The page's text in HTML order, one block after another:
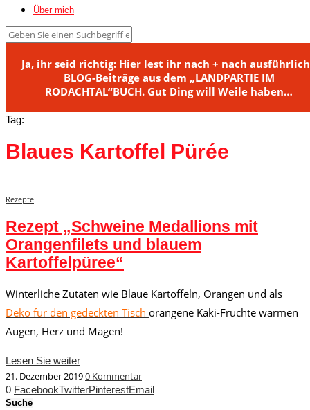
Über mich
Ja, ihr seid richtig: Hier lest ihr nach + nach
BLOG-Beiträge aus dem „LANDPARTIE IM
RODACHTAL“BUCH. Gut Ding will Weile haben…
Tag:
Blaues Kartoffel Pürée
Rezepte
Rezept „Schweine Medallions mit
Orangenfilets und blauem
Kartoffelpüree“
Winterliche Zutaten wie Blaue Kartoffeln, Orangen und als
Deko für den gedeckten Tisch orangene Kaki-Früchte wärmen
Augen, Herz und Magen!
Lesen Sie weiter
21. Dezember 20190 Kommentar
0 FacebookTwitterPinterestEmail
Suche